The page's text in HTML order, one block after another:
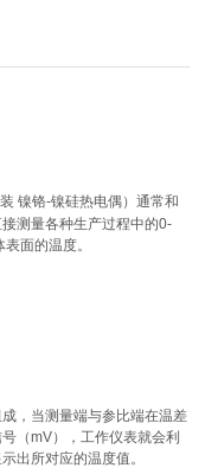
装 镍铬-镍硅热电偶）通常和
测量各种生产过程中的0-
面的温度。
，当测量端与参比端在温差
（mV），工作仪表就会利
出所对应的温度值。